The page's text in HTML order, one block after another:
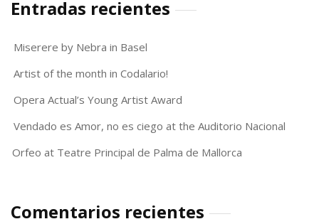
Entradas recientes
Miserere by Nebra in Basel
Artist of the month in Codalario!
Opera Actual’s Young Artist Award
Vendado es Amor, no es ciego at the Auditorio Nacional
Orfeo at Teatre Principal de Palma de Mallorca
Comentarios recientes